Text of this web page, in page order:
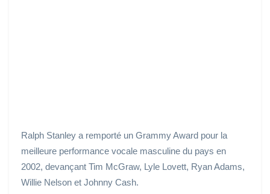
Ralph Stanley a remporté un Grammy Award pour la
meilleure performance vocale masculine du pays en
2002, devançant Tim McGraw, Lyle Lovett, Ryan Adams,
Willie Nelson et Johnny Cash.